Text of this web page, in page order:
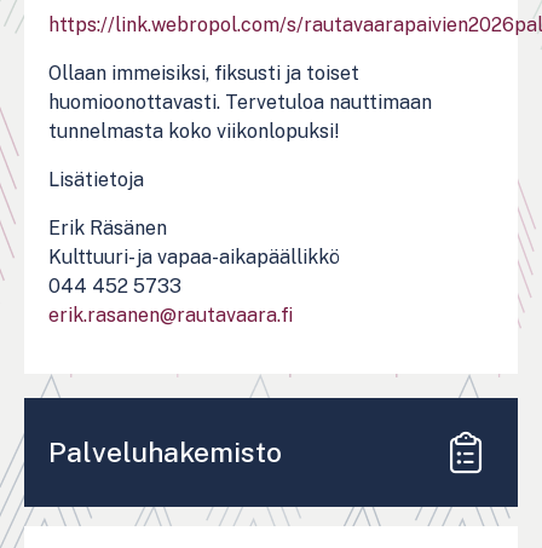
https://link.webropol.com/s/
Ollaan immeisiksi, fiksusti ja toiset
huomioonottavasti. Tervetuloa nauttimaan
tunnelmasta koko viikonlopuksi!
Lisätietoja
Erik Räsänen
Kulttuuri- ja vapaa-aikapäällikkö
044 452 5733
erik.rasanen@rautavaara.fi
Palveluhakemisto